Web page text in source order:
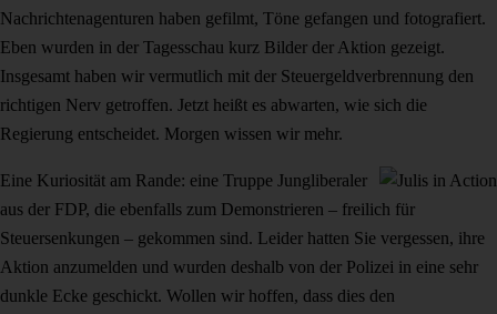
Nachrichtenagenturen haben gefilmt, Töne gefangen und fotografiert.
Eben wurden in der Tagesschau kurz Bilder der Aktion gezeigt.
Insgesamt haben wir vermutlich mit der Steuergeldverbrennung den
richtigen Nerv getroffen. Jetzt heißt es abwarten, wie sich die
Regierung entscheidet. Morgen wissen wir mehr.
Eine Kuriosität am Rande: eine Truppe Jungliberaler
aus der FDP, die ebenfalls zum Demonstrieren – freilich für
Steuersenkungen – gekommen sind. Leider hatten Sie vergessen, ihre
Aktion anzumelden und wurden deshalb von der Polizei in eine sehr
dunkle Ecke geschickt. Wollen wir hoffen, dass dies den